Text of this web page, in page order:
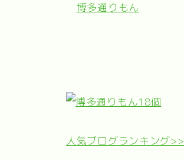
博多通りもん
人気ブログランキング>>